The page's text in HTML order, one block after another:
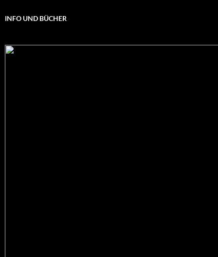
INFO UND BÜCHER